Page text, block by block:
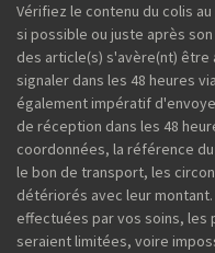
Vérifiez le contenu du colis
si possible ou juste après
des article(s) s'avère(nt) être
signaler dans les 48 heures
également impératif
de réception dans les 48
coordonnées, la référence
le bon de transport, les
détériorés avec leur
effectuées par vos soins,
seraient limitées, voire